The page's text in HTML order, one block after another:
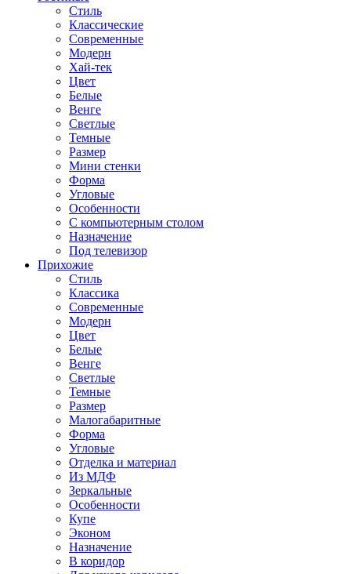
Стиль
Классические
Современные
Модерн
Хай-тек
Цвет
Белые
Венге
Светлые
Темные
Размер
Мини стенки
Форма
Угловые
Особенности
С компьютерным столом
Назначение
Под телевизор
Прихожие
Стиль
Классика
Современные
Модерн
Цвет
Белые
Венге
Светлые
Темные
Размер
Малогабаритные
Форма
Угловые
Отделка и материал
Из МДФ
Зеркальные
Особенности
Купе
Эконом
Назначение
В коридор